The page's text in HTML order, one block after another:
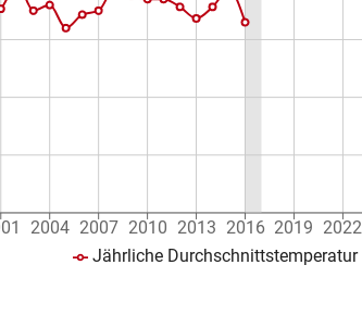
2004 2007 2010 2013 2016 2019 2022
Jährliche Durchschnittstemperatur